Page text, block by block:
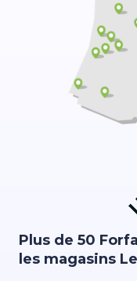
Plus de 50
les magasins